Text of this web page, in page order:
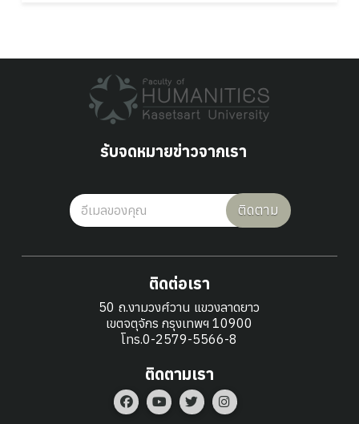
รับจดหมายข่าวจากเรา
ติดตาม
ติดต่อเรา
50 ถ.งามวงศ์วาน แขวงลาดยาว
เขตจตุจักร กรุงเทพฯ 10900
โทร.0-2579-5566-8
ติดตามเรา